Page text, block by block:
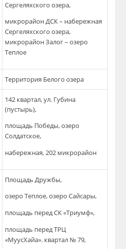
Сергеляхского озера,
микрорайон ДСК – набережная
Сергеляхского озера,
микрорайон Залог – озеро
Теплое
Территория Белого озера
142 квартал, ул. Губина
(пустырь),
площадь Победы, озеро
Солдатское,
набережная, 202 микрорайон
Площадь Дружбы,
озеро Теплое, озеро Сайсары,
площадь перед СК «Триумф»,
площадь перед ТРЦ
«МуусХайа». квартал № 79,